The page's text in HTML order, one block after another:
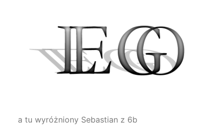
a tu wyróżniony Sebastian z 6b